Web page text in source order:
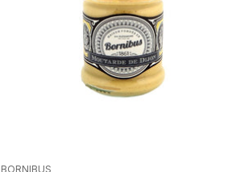
BORNIBUS